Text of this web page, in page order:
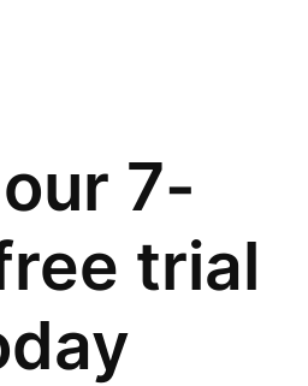
7-
trial